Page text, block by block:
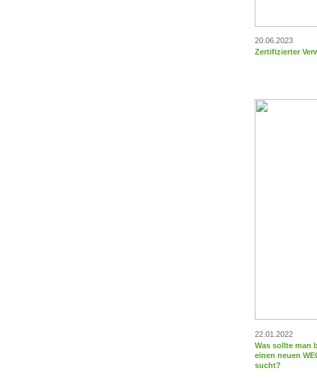
20.06.2023
Zertifizierter
22.01.2022
Was sollte man
einen neuen
sucht?